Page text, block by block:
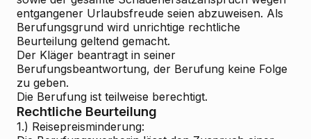
entgangener Urlaubsfreude seien abzuweisen. Als
Berufungsgrund wird unrichtige rechtliche
Beurteilung geltend gemacht.
Der Kläger beantragt in seiner
Berufungsbeantwortung, der Berufung keine Folge
zu geben.
Die Berufung ist teilweise berechtigt.
Rechtliche Beurteilung
1.) Reisepreisminderung: